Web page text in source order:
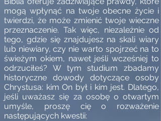
mogą wpłynąć na twoje obecne życie i
twierdzi, że może zmienić twoje wieczne
przeznaczenie. Tak więc, niezależnie od
tego, gdzie się znajdujesz na skali wiary
lub niewiary, czy nie warto spojrzeć na to
świeżym okiem, nawet jeśli wcześniej to
odrzuciłeś? W tym studium zbadamy
historyczne dowody dotyczące osoby
Chrystusa: kim On był i kim jest. Dlatego,
jeśli uważasz się za osobę o otwartym
umyśle, proszę cię o rozważenie
następujących kwestii: